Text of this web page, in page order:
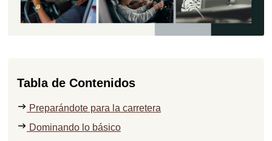
Tabla de Contenidos
Preparándote para la carretera
Dominando lo básico